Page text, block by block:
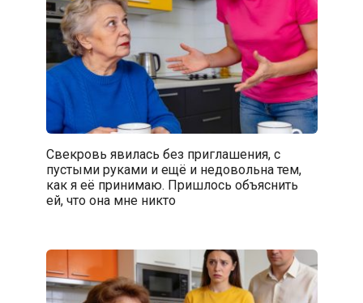
Свекровь явилась без приглашения, с
пустыми руками и ещё и недовольна тем,
как я её принимаю. Пришлось объяснить
ей, что она мне никто